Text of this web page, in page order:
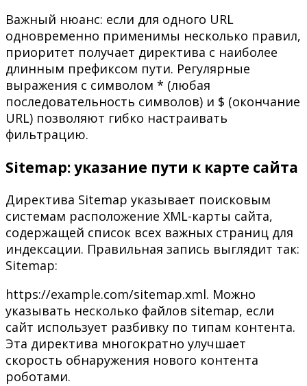
Важный нюанс: если для одного URL
одновременно применимы несколько правил,
приоритет получает директива с наиболее
длинным префиксом пути. Регулярные
выражения с символом * (любая
последовательность символов) и $ (окончание
URL) позволяют гибко настраивать
фильтрацию.
Sitemap: указание пути к карте сайта
Директива Sitemap указывает поисковым
системам расположение XML-карты сайта,
содержащей список всех важных страниц для
индексации. Правильная запись выглядит так:
Sitemap:
https://example.com/sitemap.xml. Можно
указывать несколько файлов sitemap, если
сайт использует разбивку по типам контента.
Эта директива многократно улучшает
скорость обнаружения нового контента
роботами.